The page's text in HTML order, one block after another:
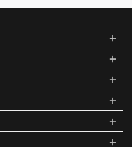
＋
＋
＋
＋
＋
＋